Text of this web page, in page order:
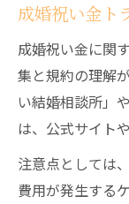
成婚祝い金ト
成婚祝い金に関
集と規約の理解
い結婚相談所」
は、公式サイト
注意点としては
費用が発生する